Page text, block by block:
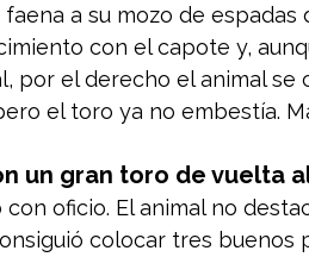
a su mozo de
con el capote y,
por el derecho el animal se
el toro ya no embestía.
un gran toro de vuelta
oficio. El animal no
colocar tres buenos